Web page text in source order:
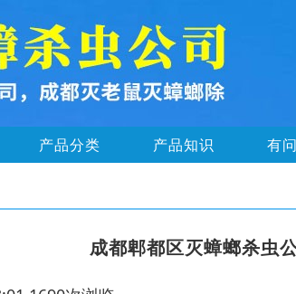
产品分类 产品知识 有
成都郫都区灭蟑螂杀虫